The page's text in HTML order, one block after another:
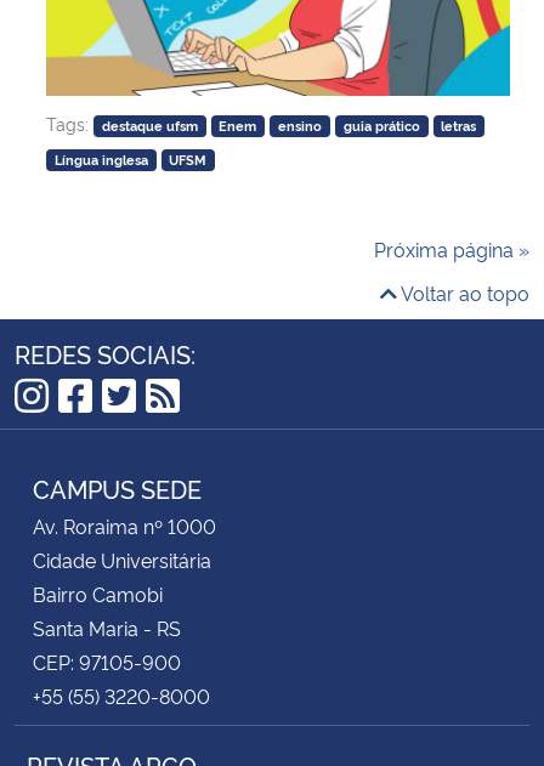
Tags: destaque ufsm Enem ensino guia prático
letras
Língua inglesa
UFSM
Próxima página »
Voltar ao topo
REDES SOCIAIS:
Instagram
Facebook
Twitter
RSS
CAMPUS SEDE
Av. Roraima nº 1000
Cidade Universitária
Bairro Camobi
Santa Maria - RS
CEP: 97105-900
+55 (55) 3220-8000